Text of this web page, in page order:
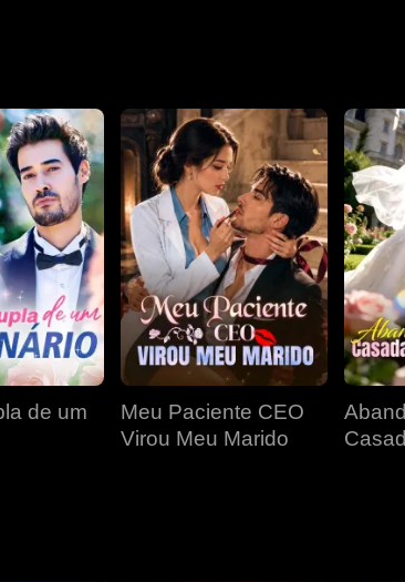
de um
Meu Paciente CEO
Virou Meu Marido